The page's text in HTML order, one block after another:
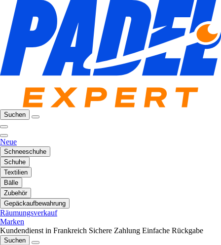
Suchen
Neue
Schneeschuhe
Schuhe
Textilien
Bälle
Zubehör
Gepäckaufbewahrung
Räumungsverkauf
Marken
Kundendienst in Frankreich Sichere Zahlung Einfache Rückgabe
Suchen